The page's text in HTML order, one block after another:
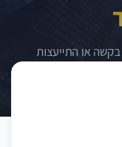
או התייעצות